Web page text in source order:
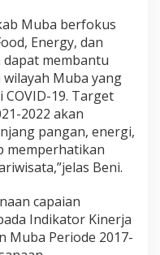
Muba berfokus
Energy, dan
membantu
Muba yang
19. Target
2022 akan
pangan, energi,
memperhatikan
Beni.
capaian
Indikator Kinerja
Muba Periode 2017-